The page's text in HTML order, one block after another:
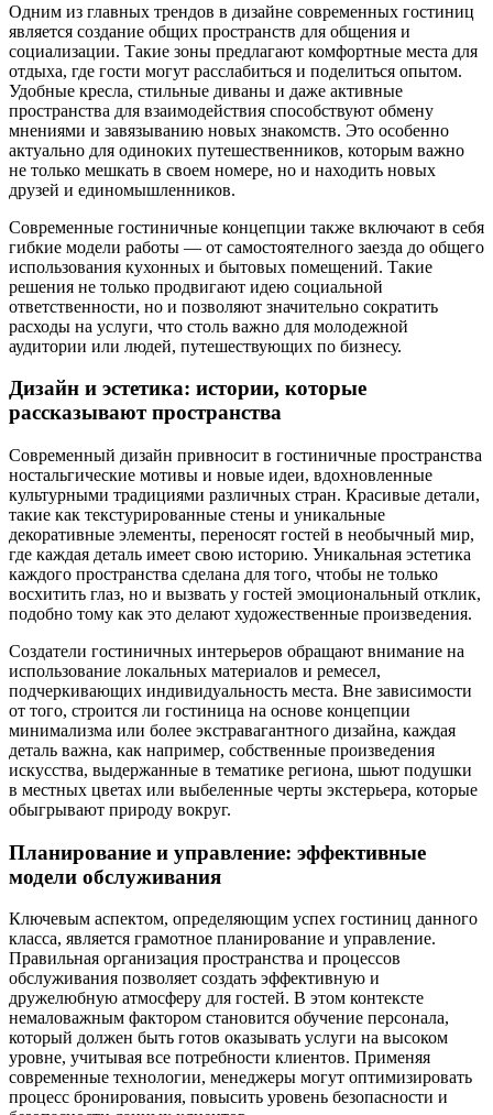
Одним из главных трендов в дизайне современных гостиниц
является создание общих пространств для общения и
социализации. Такие зоны предлагают комфортные места для
отдыха, где гости могут расслабиться и поделиться опытом.
Удобные кресла, стильные диваны и даже активные
пространства для взаимодействия способствуют обмену
мнениями и завязыванию новых знакомств. Это особенно
актуально для одиноких путешественников, которым важно
не только мешкать в своем номере, но и находить новых
друзей и единомышленников.
Современные гостиничные концепции также включают в себя
гибкие модели работы — от самостоятелного заезда до общего
использования кухонных и бытовых помещений. Такие
решения не только продвигают идею социальной
ответственности, но и позволяют значительно сократить
расходы на услуги, что столь важно для молодежной
аудитории или людей, путешествующих по бизнесу.
Дизайн и эстетика: истории, которые
рассказывают пространства
Современный дизайн привносит в гостиничные пространства
ностальгические мотивы и новые идеи, вдохновленные
культурными традициями различных стран. Красивые детали,
такие как текстурированные стены и уникальные
декоративные элементы, переносят гостей в необычный мир,
где каждая деталь имеет свою историю. Уникальная эстетика
каждого пространства сделана для того, чтобы не только
восхитить глаз, но и вызвать у гостей эмоциональный отклик,
подобно тому как это делают художественные произведения.
Создатели гостиничных интерьеров обращают внимание на
использование локальных материалов и ремесел,
подчеркивающих индивидуальность места. Вне зависимости
от того, строится ли гостиница на основе концепции
минимализма или более экстравагантного дизайна, каждая
деталь важна, как например, собственные произведения
искусства, выдержанные в тематике региона, шьют подушки
в местных цветах или выбеленные черты экстерьера, которые
обыгрывают природу вокруг.
Планирование и управление: эффективные
модели обслуживания
Ключевым аспектом, определяющим успех гостиниц данного
класса, является грамотное планирование и управление.
Правильная организация пространства и процессов
обслуживания позволяет создать эффективную и
дружелюбную атмосферу для гостей. В этом контексте
немаловажным фактором становится обучение персонала,
который должен быть готов оказывать услуги на высоком
уровне, учитывая все потребности клиентов. Применяя
современные технологии, менеджеры могут оптимизировать
процесс бронирования, повысить уровень безопасности и